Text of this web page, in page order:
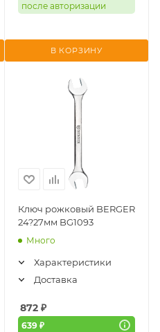
после авторизации
В КОРЗИНУ
Ключ рожковый BERGER
24?27мм BG1093
Много
Характеристики
Доставка
872 ₽
639 ₽